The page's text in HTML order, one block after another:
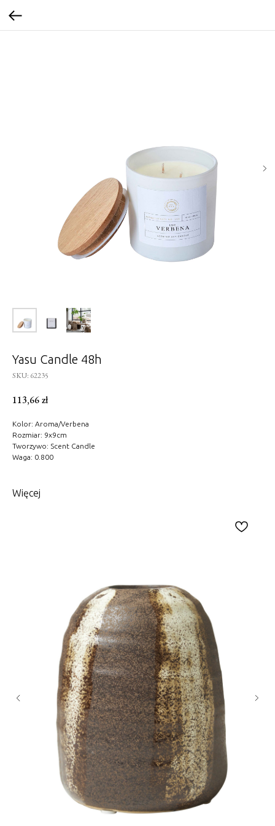
Yasu Candle 48h
SKU: 62235
113,66zł
Kolor: Aroma/Verbena
Rozmiar: 9x9cm
Tworzywo: Scent Candle
Waga: 0.800
Więcej